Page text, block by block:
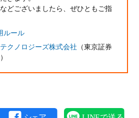
どございましたら、ぜひともご指
ルール
クノロジーズ株式会社 （東京証券